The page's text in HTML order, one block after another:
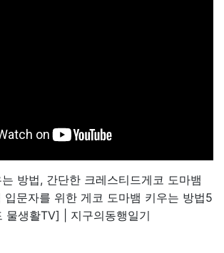
방법, 간단한 크레스티드게코 도마뱀
입문자를 위한 게코 도마뱀 키우는 방법5
물생활TV] | 지구의동행일기